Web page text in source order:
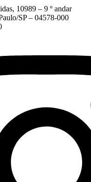
10989 – 9 º andar
SP – 04578-000